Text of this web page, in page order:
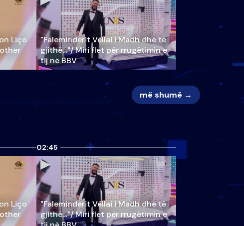
Liço
"Faleminderit Vëllai i Madh dhe të
gjithë…"/ Miri flet për rrugëtimin e
tij në BBV
më shumë →
Liço
02:45
"Faleminderit Vëllai i Madh dhe të
gjithë…"/ Miri flet për rrugëtimin e